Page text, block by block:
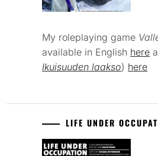
My roleplaying game
available in English here
Ikuisuuden laakso) here
LIFE UNDER